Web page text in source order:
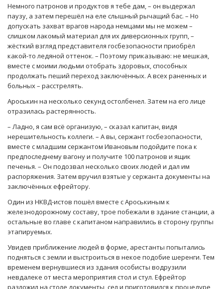
Немного патронов и продуктов я тебе дам, – он выдержал
паузу, а затем перешёл на еле слышный рычащий бас. – Но
допускать захват врагов народа немцами мы не можем –
слишком лакомый материал для их диверсионных групп, –
жёсткий взгляд представителя госбезопасности приобрёл
какой-то ледяной оттенок. – Поэтому приказываю: не мешкая,
вместе с моими людьми отобрать здоровых, способных
продолжать пеший переход заключённых. А всех раненных и
больных – расстрелять.
Ароськин на несколько секунд остолбенел. Затем на его лице
отразилась растерянность.
– Ладно, я сам всё организую, – сказал капитан, видя
нерешительность коллеги. – А вы, сержант госбезопасности,
вместе с младшим сержантом Ивановым подойдите пока к
предпоследнему вагону и получите 100 патронов и ящик
печенья. – Он подозвал несколько своих людей и дал им
распоряжения. Затем вручил взятые у сержанта документы на
заключённых ефрейтору.
Один из НКВД-истов пошёл вместе с Ароськиным к
железнодорожному составу, трое побежали в здание станции, а
остальные во главе с капитаном направились в сторону группы
этапируемых.
Увидев приближение людей в форме, арестанты попытались
подняться с земли и выстроиться в некое подобие шеренги. Тем
временем вернувшиеся из здания особисты водрузили
невдалеке от места мероприятия стол и стул. Ефрейтор
разложил на столе документы, сел и приготовился к процедуре